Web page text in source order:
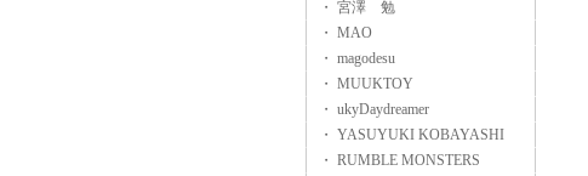
・ 宮澤 勉
・ MAO
・ magodesu
・ MUUKTOY
・ ukyDaydreamer
・ YASUYUKI KOBAYASHI
・ RUMBLE MONSTERS